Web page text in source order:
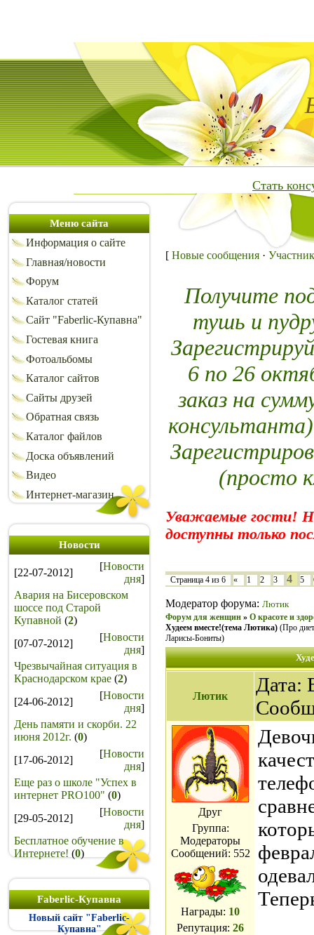
Стать
Меню сайта
Информация о сайте
Главная/новости
Форум
Каталог статей
Сайт "Faberlic-Купавна"
Гостевая книга
Фотоальбомы
Каталог сайтов
Сайты друзей
Обратная связь
Каталог файлов
Доска объявлений
Видео
Интернет-магазин
Новости
[22-07-2012]
[Новости
дня]
Авария на Бисеровском
шоссе под Старой
Купавной (2)
[07-07-2012]
[Новости
дня]
Чрезвычайная ситуация в
Краснодарском крае (2)
[24-06-2012]
[Новости
дня]
День памяти и скорби. 22
июня 2012г. (0)
[17-06-2012]
[Новости
дня]
Еще раз о школе "Успех в
интернет PRO100" (0)
[29-05-2012]
[Новости
дня]
Бесплатное обучение в
Интернете! (0)
Faberlic-Купавна
Новый сайт "Faberlic-
Купавна"
[ Новые сообщения ·
Получите
тушь и
6 по 26
заказ на
(просто
Уважаемые гости!
доступны только
Страница 4 из 6 « 1 2 3 4 5
Модератор форума: Лютик
Форум для женщин » О красоте и
Худеем вместе!(тема Лютика) (Про
Ларисы-Бониты)
Лютик
Дата:
Друг
Группа:
Модераторы
Сообщений: 552
Награды: 10
Репутация: 26